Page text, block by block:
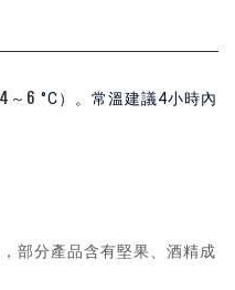
～6 °C）。常溫建議4小時內
部分產品含有堅果、酒精成